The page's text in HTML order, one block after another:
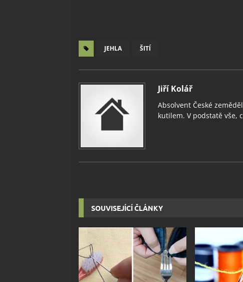
JEHLA ŠITÍ
Jiří Kolář
Absolvent České
kutilem. V podstatě vše,
SOUVISEJÍCÍ ČLÁNKY